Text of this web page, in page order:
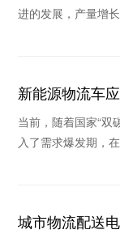
进的发展，产量增
新能源物流车应用场
被看好
当前，随着国家“双
入了需求爆发期，
城市物流配送